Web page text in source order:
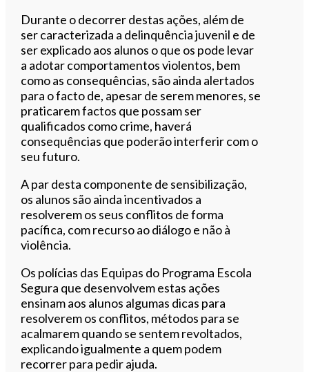
Durante o decorrer destas ações, além de
ser caracterizada a delinquência juvenil e de
ser explicado aos alunos o que os pode levar
a adotar comportamentos violentos, bem
como as consequências, são ainda alertados
para o facto de, apesar de serem menores, se
praticarem factos que possam ser
qualificados como crime, haverá
consequências que poderão interferir com o
seu futuro.
A par desta componente de sensibilização,
os alunos são ainda incentivados a
resolverem os seus conflitos de forma
pacífica, com recurso ao diálogo e não à
violência.
Os polícias das Equipas do Programa Escola
Segura que desenvolvem estas ações
ensinam aos alunos algumas dicas para
resolverem os conflitos, métodos para se
acalmarem quando se sentem revoltados,
explicando igualmente a quem podem
recorrer para pedir ajuda.